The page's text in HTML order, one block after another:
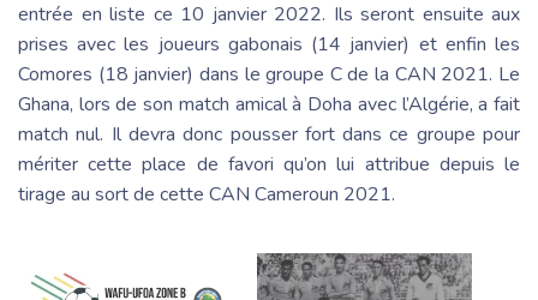
entrée en liste ce 10 janvier 2022. Ils seront ensuite aux
prises avec les joueurs gabonais (14 janvier) et enfin les
Comores (18 janvier) dans le groupe C de la CAN 2021. Le
Ghana, lors de son match amical à Doha avec l’Algérie, a fait
match nul. Il devra donc pousser fort dans ce groupe pour
mériter cette place de favori qu’on lui attribue depuis le
tirage au sort de cette CAN Cameroun 2021.